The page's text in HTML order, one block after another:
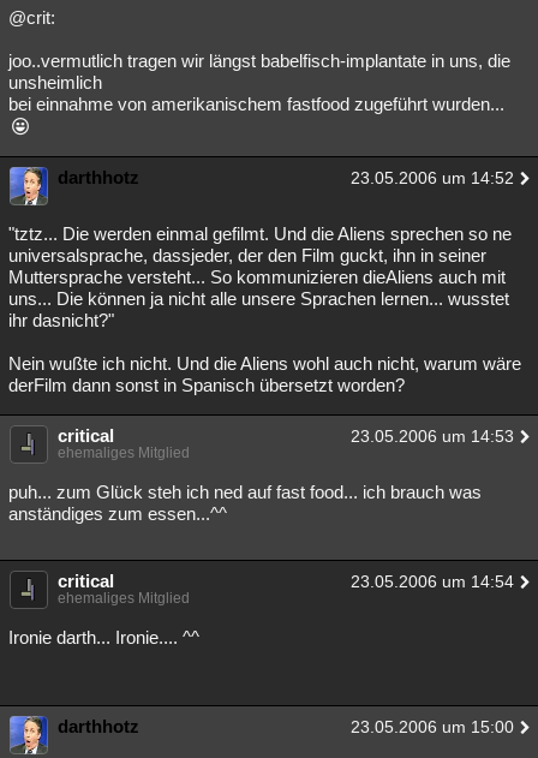
@crit:
joo..vermutlich tragen wir längst babelfisch-implantate in uns, die
unsheimlich
bei einnahme von amerikanischem fastfood zugeführt wurden...
darthhotz 23.05.2006 um 14:52
"tztz... Die werden einmal gefilmt. Und die Aliens sprechen so ne
universalsprache, dassjeder, der den Film guckt, ihn in seiner
Muttersprache versteht... So kommunizieren dieAliens auch mit
uns... Die können ja nicht alle unsere Sprachen lernen... wusstet
ihr dasnicht?"
Nein wußte ich nicht. Und die Aliens wohl auch nicht, warum wäre
derFilm dann sonst in Spanisch übersetzt worden?
critical 23.05.2006 um 14:53
ehemaliges Mitglied
puh... zum Glück steh ich ned auf fast food... ich brauch was
anständiges zum essen...^^
critical 23.05.2006 um 14:54
ehemaliges Mitglied
Ironie darth... Ironie.... ^^
darthhotz 23.05.2006 um 15:00